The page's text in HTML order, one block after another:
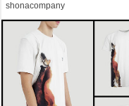
shonacompany